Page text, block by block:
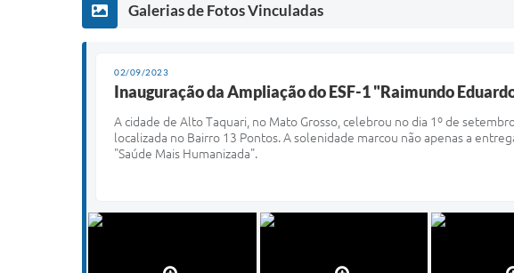
Galerias de Fotos Vinculadas
02/09/2023
Inauguração da Ampliação do ESF-1 "Raimundo
A cidade de Alto Taquari, no Mato Grosso, celebrou no dia 1º de
localizada no Bairro 13 Pontos. A solenidade marcou não apenas a
"Saúde Mais Humanizada".